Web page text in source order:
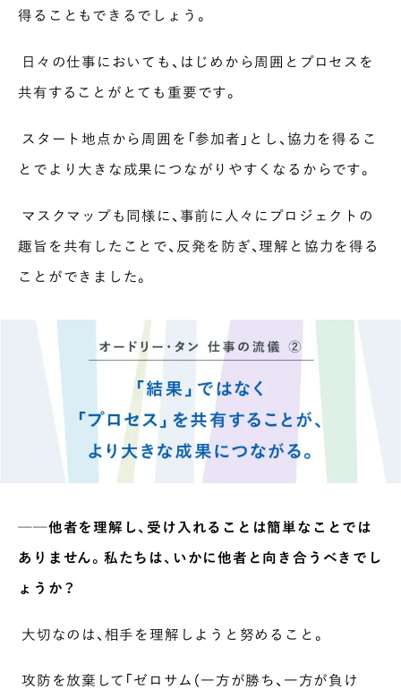
得ることもできるでしょう。
日々の仕事においても、はじめから周囲とプロセスを
共有することがとても重要です。
スタート地点から周囲を「参加者」とし、協力を得るこ
とでより大きな成果につながりやすくなるからです。
マスクマップも同様に、事前に人々にプロジェクトの
趣旨を共有したことで、反発を防ぎ、理解と協力を得る
ことができました。
──他者を理解し、受け入れることは簡単なことでは
ありません。私たちは、いかに他者と向き合うべきでし
ょうか？
大切なのは、相手を理解しようと努めること。
攻防を放棄して「ゼロサム（一方が勝ち、一方が負け